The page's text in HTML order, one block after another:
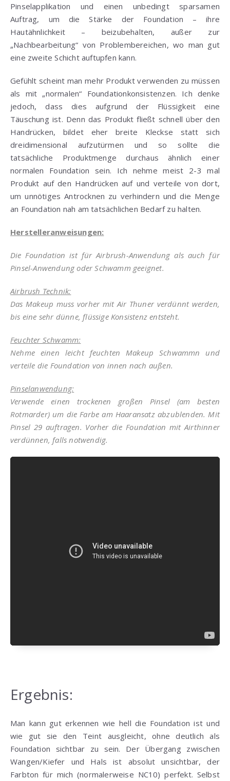
Pinselapplikation und einen unbedingt sparsamen
Auftrag, um die Stärke der Foundation – ihre
Hautähnlichkeit – beizubehalten, außer zur
„Nachbearbeitung“ von Problembereichen, wo man gut
eine zweite Schicht auftupfen kann.
Gefühlt scheint man mehr Produkt verwenden zu müssen
als mit „normalen“ Foundationkonsistenzen. Ich denke
jedoch, dass dies aufgrund der Flüssigkeit eine
Täuschung ist. Denn das Produkt fließt schnell über den
Handrücken, bildet eher breite Kleckse statt sich
dreidimensional aufzutürmen und so sollte die
tatsächliche Produktmenge durchaus ähnlich einer
normalen Foundation sein. Ich nehme meist 2-3 mal
Produkt auf den Handrücken auf und verteile von dort,
um unnötiges Antrocknen zu verhindern und die Menge
an Foundation nah am tatsächlichen Bedarf zu halten.
Herstelleranweisungen:
Die Foundation ist für Airbrush-Anwendung als auch für
Pinsel-Anwendung oder Schwamm geeignet.
Airbrush Technik:
Das Makeup muss vorher mit Air Thuner verdünnt werden,
bis eine sehr dünne, flüssige Konsistenz entsteht.
Feuchter Schwamm:
Nehme einen leicht feuchten Makeup Schwammn und
verteile die Foundation von innen nach außen.
Pinselanwendung:
Verwende einen trockenen großen Pinsel (am besten
Rotmarder) um die Farbe am Haaransatz abzublenden. Mit
Pinsel 29 auftragen. Vorher die Foundation mit Airthinner
verdünnen, falls notwendig.
Ergebnis:
Man kann gut erkennen wie hell die Foundation ist und
wie gut sie den Teint ausgleicht, ohne deutlich als
Foundation sichtbar zu sein. Der Übergang zwischen
Wangen/Kiefer und Hals ist absolut unsichtbar, der
Farbton für mich (normalerweise NC10) perfekt. Selbst